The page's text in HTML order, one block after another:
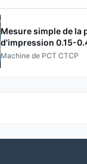
Mesure simple de la
d'impression 0.15-
CTCP
Machine de PCT CTCP